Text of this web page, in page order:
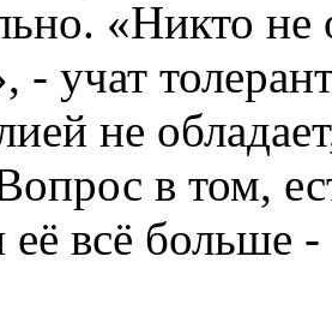
«Никто
- учат
не
в том,
её всё больше -